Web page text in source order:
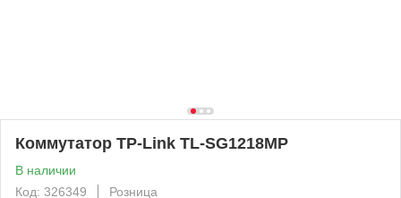
Коммутатор TP-Link TL-SG1218MP
В наличии
Код: 326349
Розница